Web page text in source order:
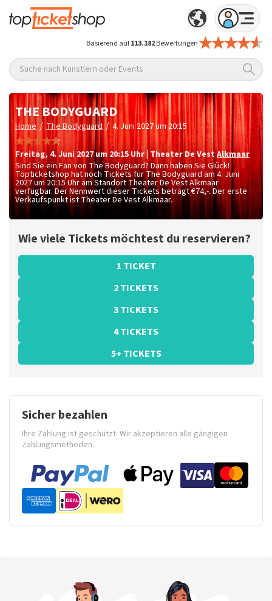
Basierend auf113.182Bewertungen
Suche nach Künstlern oder Events
THE BODYGUARD
Home / The Bodyguard / 4. Juni 2027 um 20:15
Freitag, 4. Juni 2027 um 20:15 Uhr | Theater De VestAlkmaar
Sind Sie ein Fan von The Bodyguard? Dann haben Sie Glück!
Topticketshop hat noch Tickets für The Bodyguard am 4. Juni
2027 um 20:15 Uhr am Standort Theater De Vest Alkmaar
verfügbar. Der Nennwert dieser Tickets beträgt€74,-. Der erste
Verkaufspunkt ist Theater De Vest Alkmaar.
Wie viele Tickets möchtest du reservieren?
1 TICKET
2 TICKETS
3 TICKETS
4 TICKETS
5+ TICKETS
Sicher bezahlen
Ihre Zahlung ist geschützt. Wir akzeptieren alle gängigen
Zahlungsmethoden.